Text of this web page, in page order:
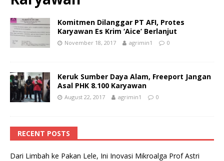
Komitmen Dilanggar PT AFI, Protes
Karyawan Es Krim ‘Aice’ Berlanjut
November 18, 2017 agrimin1 0
Keruk Sumber Daya Alam, Freeport Jangan
Asal PHK 8.100 Karyawan
August 22, 2017 agrimin1 0
RECENT POSTS
Dari Limbah ke Pakan Lele, Ini Inovasi Mikroalga Prof Astri